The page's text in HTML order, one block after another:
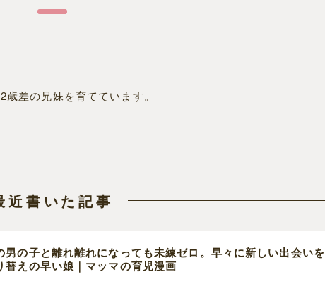
2歳差の兄妹を育てています。
近書いた記事
男の子と離れ離れになっても未練ゼロ。早々に新しい出会いを
替えの早い娘｜マッマの育児漫画